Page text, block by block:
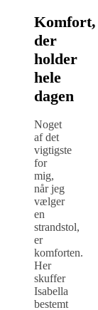
Komfort,
der
holder
hele
dagen
Noget
af det
vigtigste
for
mig,
når jeg
vælger
en
strandstol,
er
komforten.
Her
skuffer
Isabella
bestemt